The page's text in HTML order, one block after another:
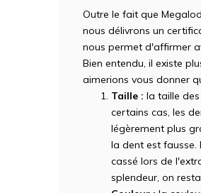
Outre le fait que
nous délivrons un
nous permet d'affirmer
Bien entendu, il existe
aimerions vous donner
Taille : la taille
certains cas, les
légèrement plus
la dent est fausse.
cassé lors de
splendeur, on